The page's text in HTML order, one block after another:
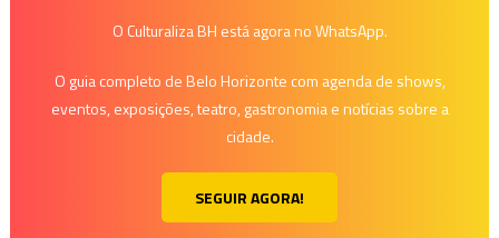
de
O Culturaliza BH está agora no WhatsApp.
O guia completo de Belo Horizonte com agenda de shows,
eventos, exposições, teatro, gastronomia e notícias sobre a
cidade.
SEGUIR AGORA!